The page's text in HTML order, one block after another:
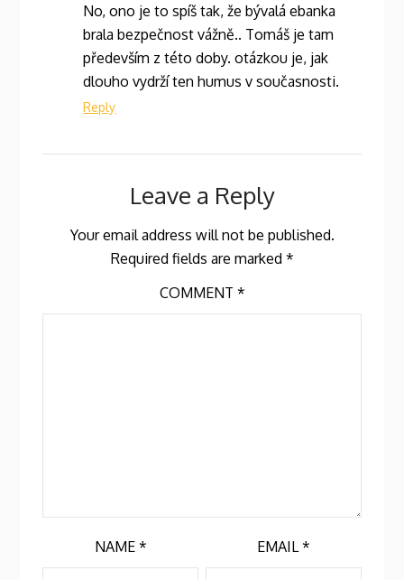
No, ono je to spíš tak, že bývalá ebanka
brala bezpečnost vážně.. Tomáš je tam
především z této doby. otázkou je, jak
dlouho vydrží ten humus v současnosti.
Reply
Leave a Reply
Your email address will not be published.
Required fields are marked *
COMMENT *
NAME * EMAIL *